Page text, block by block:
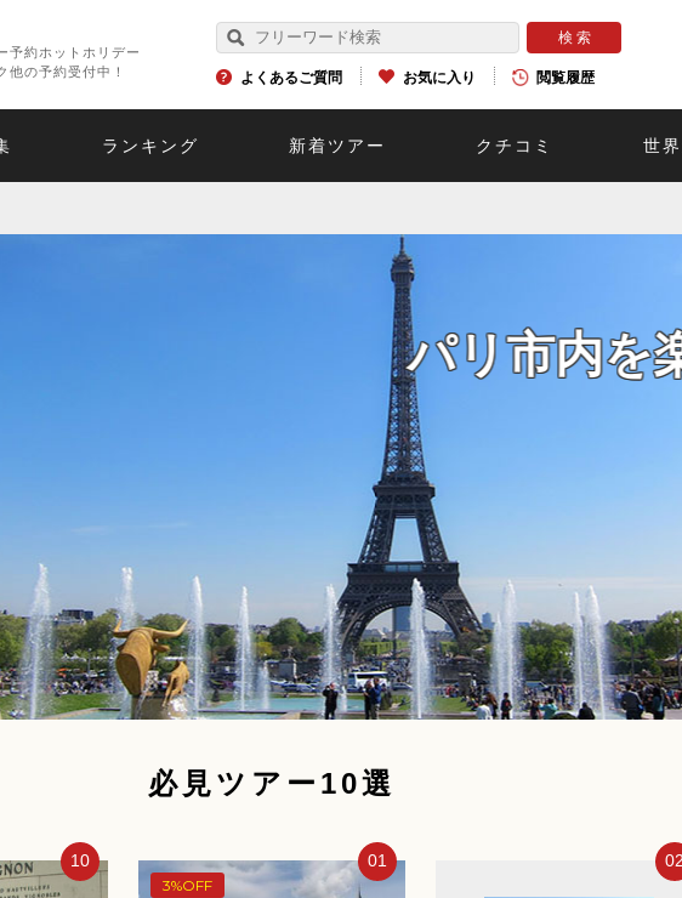
予約ホットホリデー
他の予約受付中！
よくあるご質問 お気に入り 閲覧履歴
ランキング 新着ツアー クチコミ 世
日本語ガイド
世界遺産ヴェルサイ
必見ツアー10選
01 02 03